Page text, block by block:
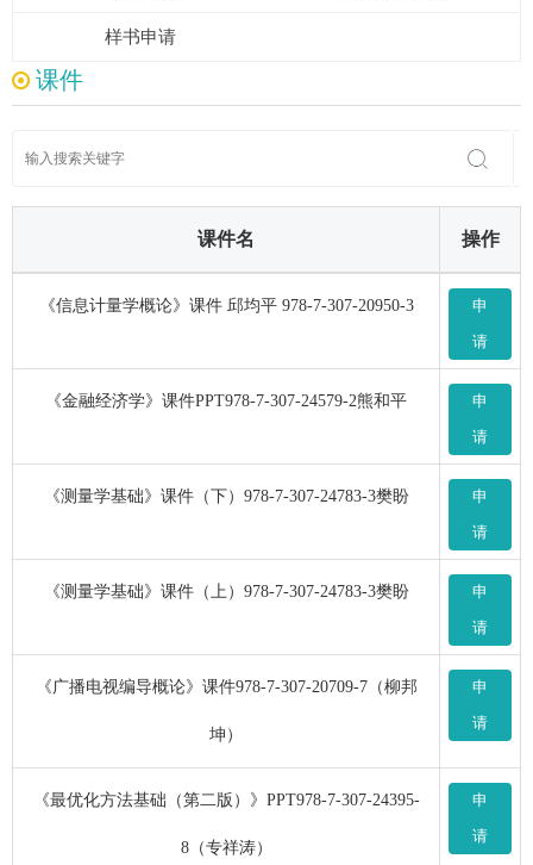
样书申请
课件
课件名 操作
《信息计量学概论》课件 邱均平 978-7-307-20950-3
申
请
《金融经济学》课件PPT978-7-307-24579-2熊和平
申
请
《测量学基础》课件（下）978-7-307-24783-3樊盼
申
请
《测量学基础》课件（上）978-7-307-24783-3樊盼
申
请
《广播电视编导概论》课件978-7-307-20709-7（柳邦
坤）
申
请
《最优化方法基础（第二版）》PPT978-7-307-24395-
8（专祥涛）
申
请